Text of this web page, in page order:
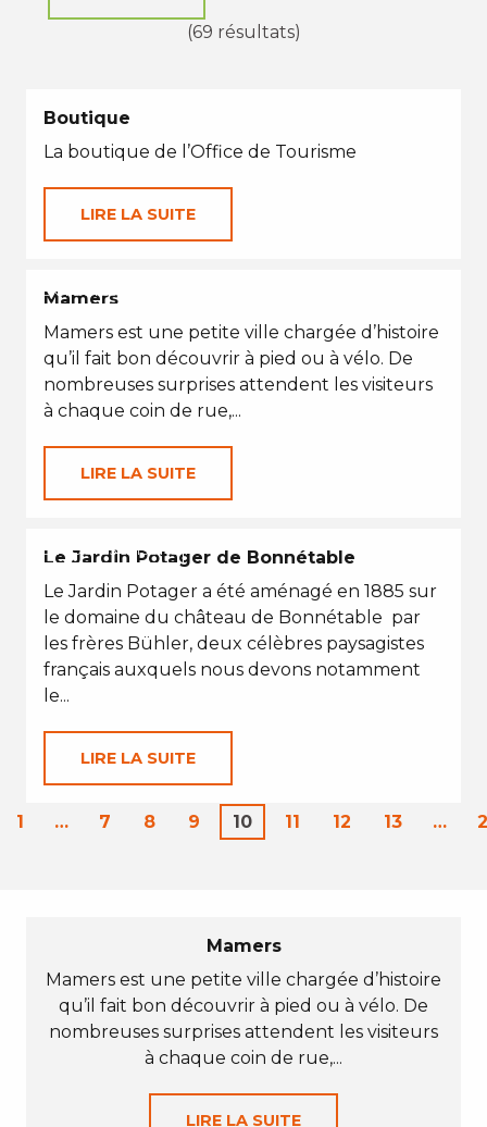
(69 résultats)
Boutique
La boutique de l’Office de Tourisme
LIRE LA SUITE
EN TOUTES SAISONS
Mamers
Mamers est une petite ville chargée d’histoire
qu’il fait bon découvrir à pied ou à vélo. De
nombreuses surprises attendent les visiteurs
à chaque coin de rue,...
LIRE LA SUITE
EN TOUTES SAISONS
Le Jardin Potager de Bonnétable
Le Jardin Potager a été aménagé en 1885 sur
le domaine du château de Bonnétable par
les frères Bühler, deux célèbres paysagistes
français auxquels nous devons notamment
le...
LIRE LA SUITE
1 … 7 8 9 10 11 12 13 …
Mamers
Mamers est une petite ville chargée d’histoire
qu’il fait bon découvrir à pied ou à vélo. De
nombreuses surprises attendent les visiteurs
à chaque coin de rue,...
LIRE LA SUITE